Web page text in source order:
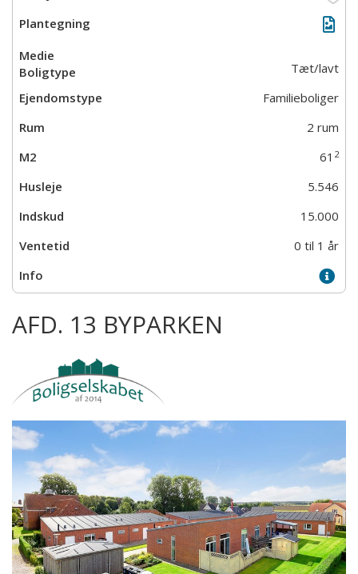
Tæt/lavt
Familieboliger
2 rum
61 2
5.546
15.000
0 til 1 år
AFD. 13 BYPARKEN